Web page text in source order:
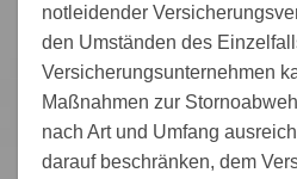
notleidender
den Umständen des
Versicherungsunternehmen
Maßnahmen zur
nach Art und Umfang
darauf beschränken, dem